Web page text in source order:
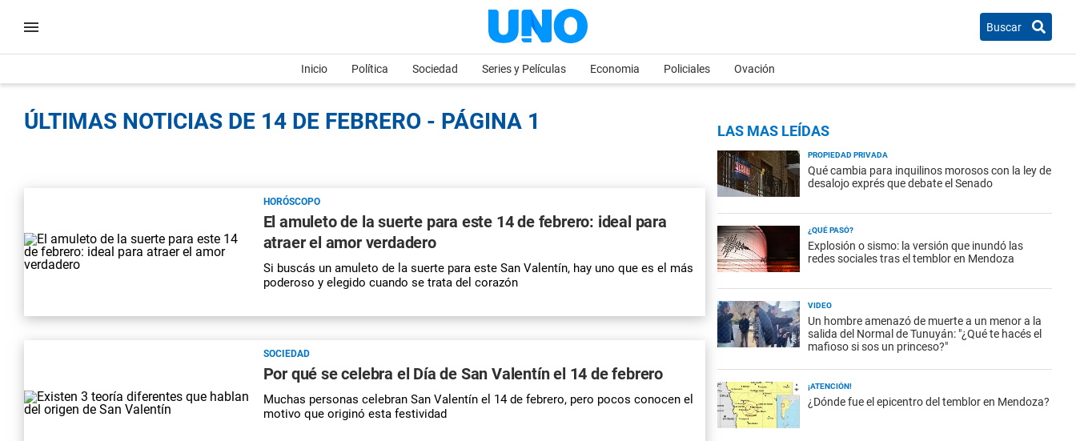
Buscar
Inicio Política Sociedad Series y Películas Economia Policiales Ovación
ÚLTIMAS NOTICIAS DE 14 DE FEBRERO - PÁGINA 1
HORÓSCOPO
El amuleto de la suerte para este 14 de febrero: ideal para
atraer el amor verdadero
Si buscás un amuleto de la suerte para este San Valentín, hay uno que es el más
poderoso y elegido cuando se trata del corazón
SOCIEDAD
Por qué se celebra el Día de San Valentín el 14 de febrero
Muchas personas celebran San Valentín el 14 de febrero, pero pocos conocen el
motivo que originó esta festividad
LAS MAS LEÍDAS
PROPIEDAD PRIVADA
Qué cambia para inquilinos morosos con la ley de
desalojo exprés que debate el Senado
¿QUÉ PASÓ?
Explosión o sismo: la versión que inundó las
redes sociales tras el temblor en Mendoza
VIDEO
Un hombre amenazó de muerte a un menor a la
salida del Normal de Tunuyán: "¿Qué te hacés el
mafioso si sos un princeso?"
¡ATENCIÓN!
¿Dónde fue el epicentro del temblor en Mendoza?